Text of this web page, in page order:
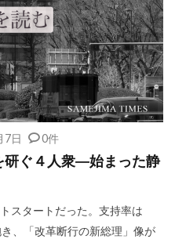
7日 0件
研ぐ４人衆―始まった静
スタートだった。支持率は
、「改革断行の新総理」像が